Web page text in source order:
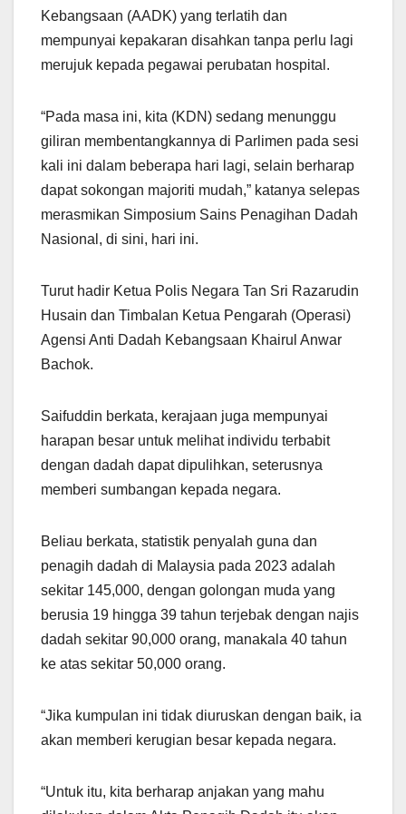
Kebangsaan (AADK) yang terlatih dan
mempunyai kepakaran disahkan tanpa perlu lagi
merujuk kepada pegawai perubatan hospital.
“Pada masa ini, kita (KDN) sedang menunggu
giliran membentangkannya di Parlimen pada sesi
kali ini dalam beberapa hari lagi, selain berharap
dapat sokongan majoriti mudah,” katanya selepas
merasmikan Simposium Sains Penagihan Dadah
Nasional, di sini, hari ini.
Turut hadir Ketua Polis Negara Tan Sri Razarudin
Husain dan Timbalan Ketua Pengarah (Operasi)
Agensi Anti Dadah Kebangsaan Khairul Anwar
Bachok.
Saifuddin berkata, kerajaan juga mempunyai
harapan besar untuk melihat individu terbabit
dengan dadah dapat dipulihkan, seterusnya
memberi sumbangan kepada negara.
Beliau berkata, statistik penyalah guna dan
penagih dadah di Malaysia pada 2023 adalah
sekitar 145,000, dengan golongan muda yang
berusia 19 hingga 39 tahun terjebak dengan najis
dadah sekitar 90,000 orang, manakala 40 tahun
ke atas sekitar 50,000 orang.
“Jika kumpulan ini tidak diuruskan dengan baik, ia
akan memberi kerugian besar kepada negara.
“Untuk itu, kita berharap anjakan yang mahu